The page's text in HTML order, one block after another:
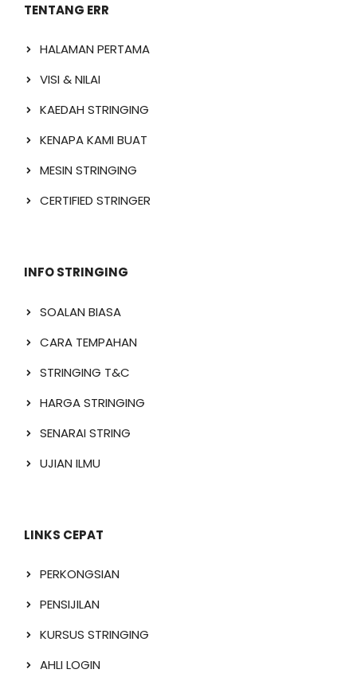
TENTANG ERR
HALAMAN PERTAMA
VISI & NILAI
KAEDAH STRINGING
KENAPA KAMI BUAT
MESIN STRINGING
CERTIFIED STRINGER
INFO STRINGING
SOALAN BIASA
CARA TEMPAHAN
STRINGING T&C
HARGA STRINGING
SENARAI STRING
UJIAN ILMU
LINKS CEPAT
PERKONGSIAN
PENSIJILAN
KURSUS STRINGING
AHLI LOGIN